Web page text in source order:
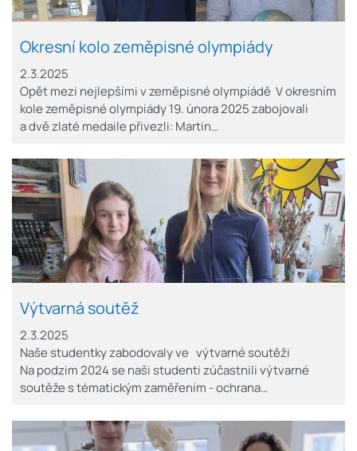
2.3.2025
Okresní kolo zeměpisné olympiády
Opět mezi nejlepšími v zeměpisné olympiádě V okresním
kole zeměpisné olympiády 19. února 2025 zabojovali
a dvě zlaté medaile přivezli: Martin…
2.3.2025
Výtvarná soutěž
Naše studentky zabodovaly ve výtvarné soutěži
Na podzim 2024 se naši studenti zúčastnili výtvarné
soutěže s tématickým zaměřením - ochrana…